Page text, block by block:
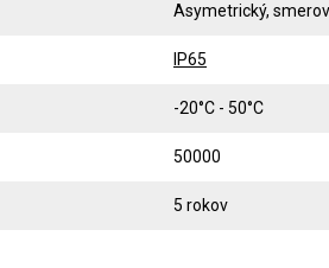
Asymetrický,
IP65
-20°C - 50°C
50000
5 rokov